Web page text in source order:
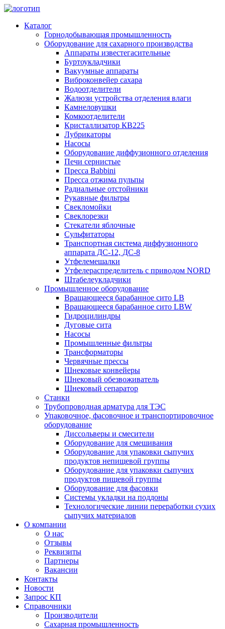
Каталог
Горнодобывающая промышленность
Оборудование для сахарного производства
Аппараты известегасительные
Буртоукладчики
Вакуумные аппараты
Виброконвейер сахара
Водоотделители
Жалюзи устройства отделения влаги
Камнеловушки
Комкоотделители
Кристаллизатор КВ225
Лубрикаторы
Насосы
Оборудование диффузионного отделения
Печи сернистые
Пресса Babbini
Пресса отжима пульпы
Радиальные отстойники
Рукавные фильтры
Свекломойки
Свеклорезки
Стекатели яблочные
Сульфитаторы
Транспортная система диффузионного
аппарата ДС-12, ДС-8
Утфелемешалки
Утфелераспределитель с приводом NORD
Штабелеукладчики
Промышленное оборудование
Вращающееся барабанное сито LB
Вращающееся барабанное сито LBW
Гидроцилиндры
Дуговые сита
Насосы
Промышленные фильтры
Трансформаторы
Червячные прессы
Шнековые конвейеры
Шнековый обезвоживатель
Шнековый сепаратор
Станки
Трубопроводная арматура для ТЭС
Упаковочное, фасовочное и транспортировочное
оборудование
Диссольверы и смесители
Оборудование для смешивания
Оборудование для упаковки сыпучих
продуктов непищевой группы
Оборудование для упаковки сыпучих
продуктов пищевой группы
Оборудование для фасовки
Системы укладки на поддоны
Технологические линии переработки сухих
сыпучих материалов
О компании
О нас
Отзывы
Реквизиты
Партнеры
Вакансии
Контакты
Новости
Запрос КП
Справочники
Производители
Сахарная промышленность